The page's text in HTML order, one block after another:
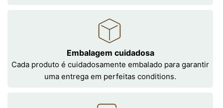
Embalagem cuidadosa
Cada produto é cuidadosamente embalado para garantir
uma entrega em perfeitas conditions.